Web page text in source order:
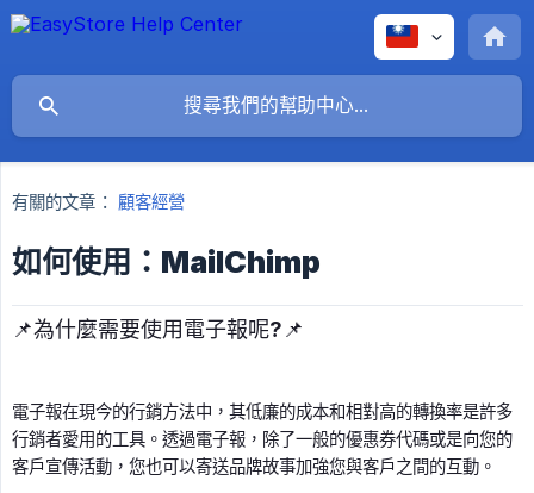
有關的文章： 顧客經營
如何使用：MailChimp
📌為什麼需要使用電子報呢?📌
電子報在現今的行銷方法中，其低廉的成本和相對高的轉換率是許多
行銷者愛用的工具。透過電子報，除了一般的優惠券代碼或是向您的
客戶宣傳活動，您也可以寄送品牌故事加強您與客戶之間的互動。